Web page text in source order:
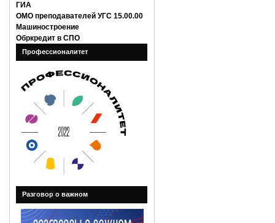
ГИА
ОМО преподавателей УГС 15.00.00
Машиностроение
Обркредит в СПО
Профессионалитет
Разговор о важном